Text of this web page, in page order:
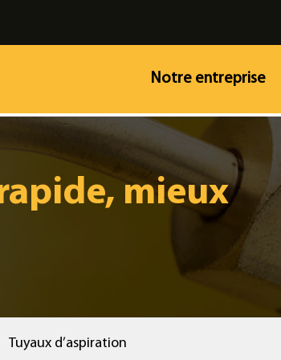
Notre entreprise
mieux
Tuyaux d’aspiration